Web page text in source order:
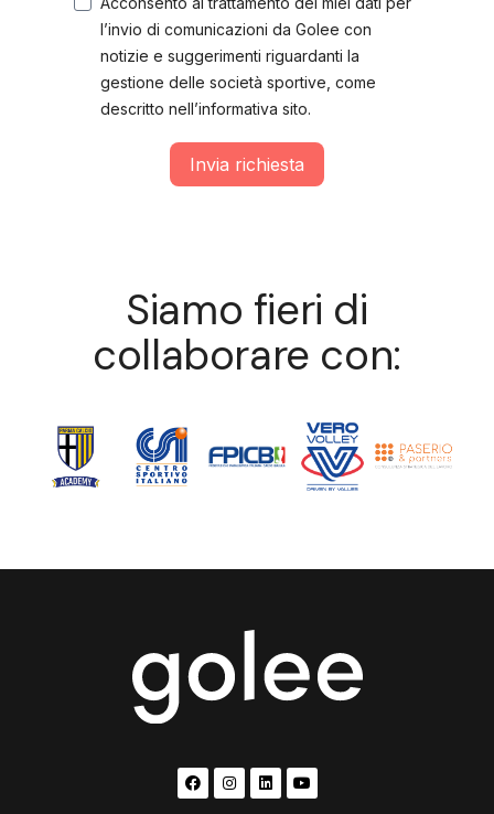
l’invio di comunicazioni da Golee con
notizie e suggerimenti riguardanti la
gestione delle società sportive, come
descritto nell’informativa sito.
Invia richiesta
Siamo fieri di
collaborare con: